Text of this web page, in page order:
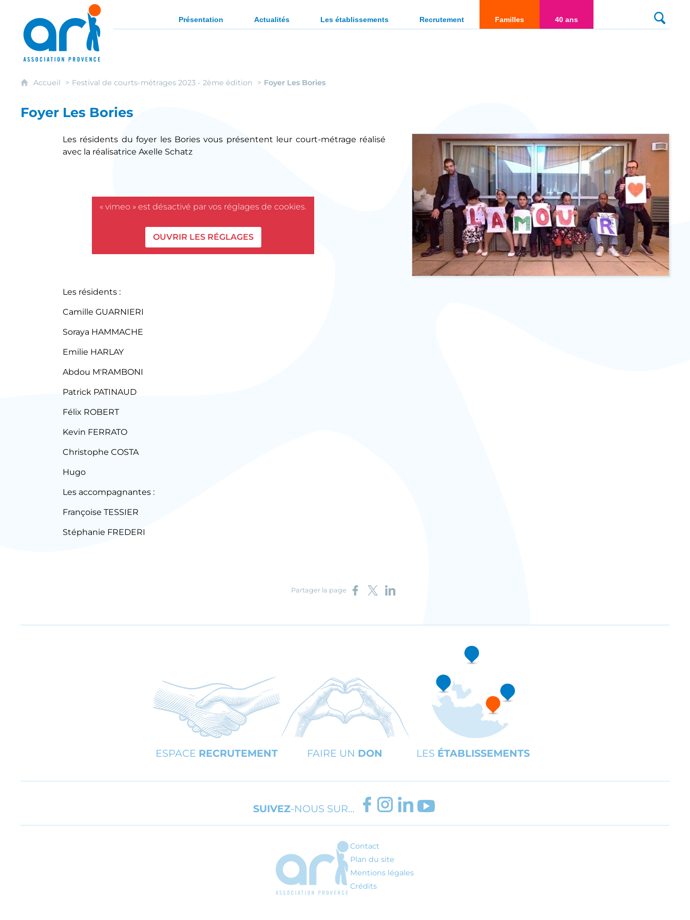
ARI - Association régionale pour l'intégration des personnes en situation de handicap ou en difficulté
Présentation Actualités Les établissements Recrutement Familles 40 ans
Accueil Festival de courts-métrages 2023 - 2ème édition Foyer Les Bories
Foyer Les Bories
Les résidents du foyer les Bories vous présentent leur court-métrage réalisé
avec la réalisatrice Axelle Schatz
« vimeo » est désactivé par vos réglages de cookies.
OUVRIR LES RÉGLAGES
Les résidents :
Camille GUARNIERI
Soraya HAMMACHE
Emilie HARLAY
Abdou M'RAMBONI
Patrick PATINAUD
Félix ROBERT
Kevin FERRATO
Christophe COSTA
Hugo
Les accompagnantes :
Françoise TESSIER
Stéphanie FREDERI
Partager la page Partager sur Facebook
Partager sur X
Partager sur LinkedIn
ESPACE RECRUTEMENT FAIRE UN DON LES ÉTABLISSEMENTS
SUIVEZ-NOUS SUR…
FACEBOOK
INSTAGRAM
LINKEDIN
YOUTUBE
ARI - Association régionale pour l'intégration des personnes en situation de handicap ou en
Contact
Plan du site
Mentions légales
Crédits